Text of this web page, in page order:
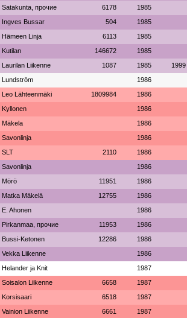
Satakunta, прочие 6178 1985
Ingves Bussar 504 1985
Hämeen Linja 6113 1985
Kutilan 146672 1985
Laurilan Liikenne 1087 1985 1999
Lundström 1986
Leo Lähteenmäki 1809984 1986
Kyllonen 1986
Mäkela 1986
Savonlinja 1986
SLT 2110 1986
Savonlinja 1986
Mörö 11951 1986
Matka Mäkelä 12755 1986
E. Ahonen 1986
Pirkanmaa, прочие 11953 1986
Bussi-Ketonen 12286 1986
Vekka Liikenne 1986
Helander ja Knit 1987
Soisalon Liikenne 6658 1987
Korsisaari 6518 1987
Vainion Liikenne 6661 1987